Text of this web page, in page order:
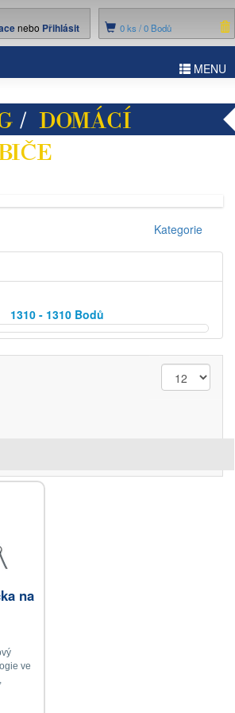
0ks /0 Bodů
nebo Přihlásit
MENU
/ DOMÁCÍ
Kategorie
1310 - 1310 Bodů
na
ve